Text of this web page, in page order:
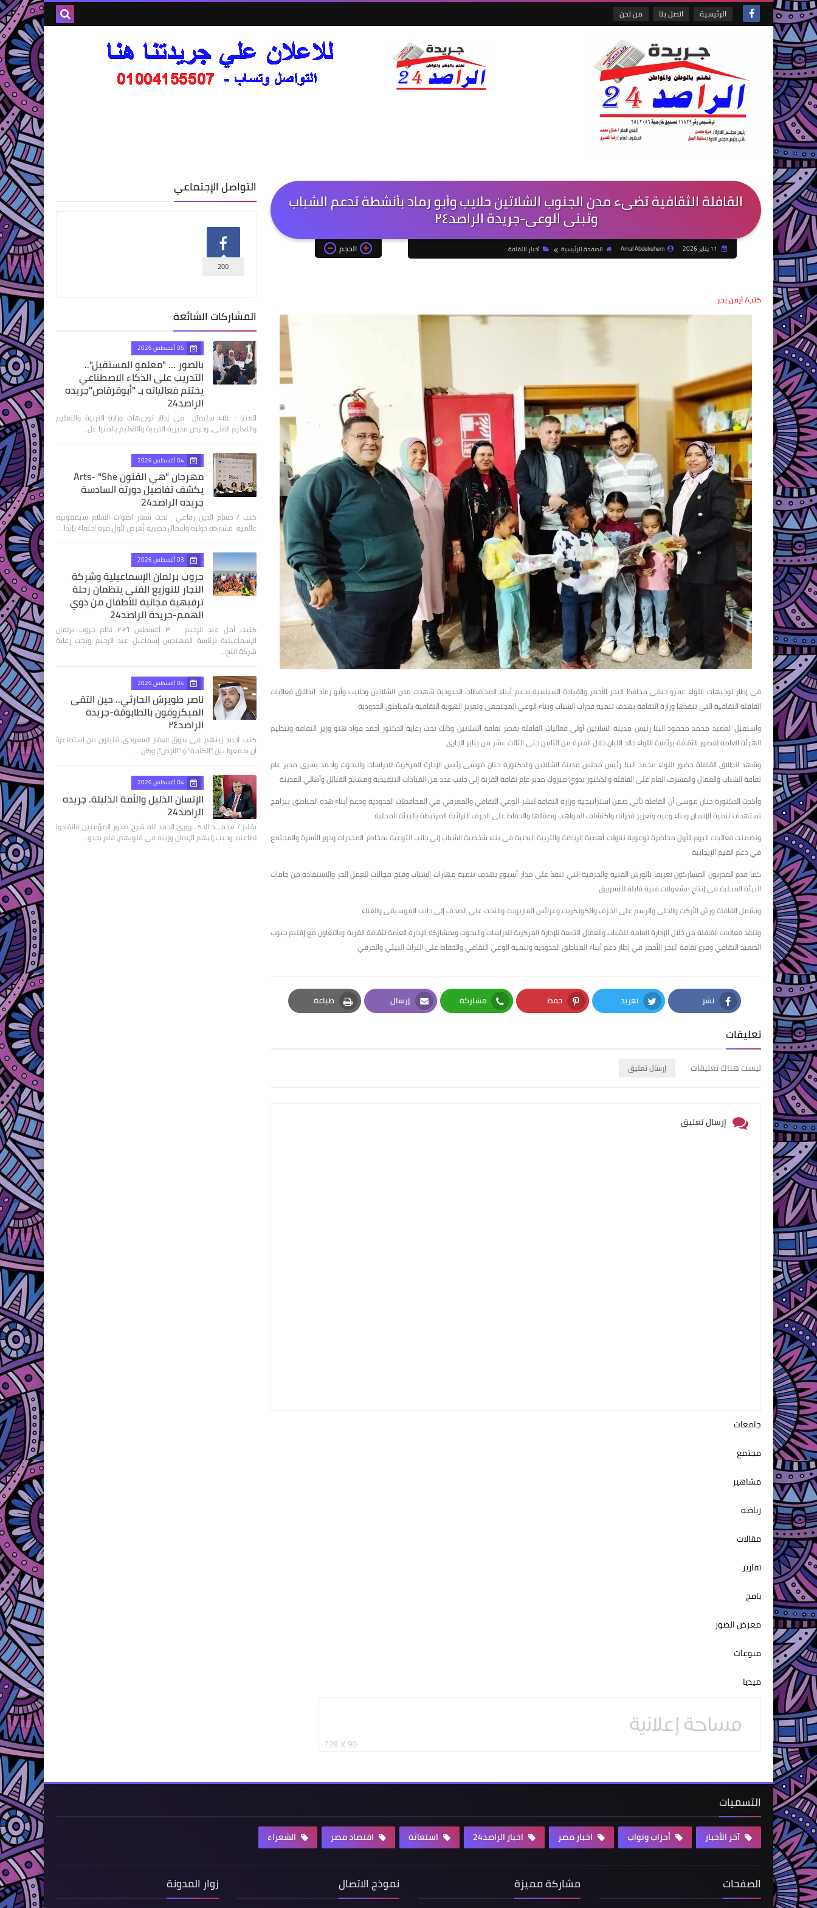
الرئيسية اتصل بنا من نحن
القافلة الثقافية تضىء مدن الجنوب الشلاتين حلايب وأبو رماد بأنشطة تدعم الشباب
وتبنى الوعى-جريدة الراصد٢٤
Amal Abdelrehem الصفحة الرئيسية أخبار الثقافة الحجم
كتب/ أيمن بحر
فى إطار توجيهات اللواء عمرو حنفي محافظ البحر الأحمر والقيادة السياسية بدعم أبناء المحافظات الحدودية شهدت مدن الشلاتين وحلايب وأبو رماد انطلاق فعاليات
القافلة الثقافية التى تنفذها وزارة الثقافة بهدف تنمية قدرات الشباب وبناء الوعي المجتمعى وتعزيز الهوية الثقافية بالمناطق الحدودية
واستقبل العميد محمد محمود البنا رئيس مدينة الشلاتين أولى فعاليات القافلة بقصر ثقافة الشلاتين وذلك تحت رعاية الدكتور أحمد فؤاد هنو وزير الثقافة وتنظيم
الهيئة العامة لقصور الثقافة برئاسة اللواء خالد اللبان خلال الفترة من الثامن حتى الثالث عشر من يناير الجاري
وشهد انطلاق القافلة حضور اللواء محمد البنا رئيس مجلس مدينة الشلاتين والدكتورة حنان موسى رئيس الإدارة المركزية للدراسات والبحوث وأحمد يسري مدير عام
ثقافة الشباب والعمال والمشرف العام على القافلة والدكتور بدوي مبروك مدير عام ثقافة القرية إلى جانب عدد من القيادات التنفيذية ومشايخ القبائل وأهالي المدينة
وأكدت الدكتورة حنان موسى أن القافلة تأتي ضمن استراتيجية وزارة الثقافة لنشر الوعي الثقافي والمعرفي في المحافظات الحدودية ودعم أبناء هذه المناطق ببرامج
تستهدف تنمية الإنسان وبناء وعيه وتعزيز قدراته واكتشاف المواهب وصقلها والحفاظ على الحرف التراثية المرتبطة بالبيئة المحلية
وتضمنت فعاليات اليوم الأول محاضرة توعوية تناولت أهمية الرياضة والتربية البدنية في بناء شخصية الشباب إلى جانب التوعية بمخاطر المخدرات ودور الأسرة والمجتمع
في دعم القيم الإيجابية
كما قدم المدربون المشاركون تعريفا بالورش الفنية والحرفية التي تنفذ على مدار أسبوع بهدف تنمية مهارات الشباب وفتح مجالات للعمل الحر والاستفادة من خامات
البيئة المحلية في إنتاج مشغولات فنية قابلة للتسويق
وتشمل القافلة ورش الأركت والحلي والرسم على الخزف والكونكريت وعرائس الماريونت والنحت على الصدف إلى جانب الموسيقى والغناء
وتنفذ فعاليات القافلة من خلال الإدارة العامة للشباب والعمال التابعة للإدارة المركزية للدراسات والبحوث وبمشاركة الإدارة العامة لثقافة القرية وبالتعاون مع إقليم جنوب
الصعيد الثقافي وفرع ثقافة البحر الأحمر في إطار دعم أبناء المناطق الحدودية وتنمية الوعي الثقافي والحفاظ على التراث البيئي والحرفي
نشر
Facebook
تغريد
Twitter
حفظ
Pinterest
مشاركة
Whatsapp
إرسال
Email
طباعة
Print
تعليقات
ليست هناك تعليقات إرسال تعليق
إرسال تعليق
جامعات
مجتمع
مشاهير
رياضة
مقالات
تقارير
بامج
معرض الصور
منوعات
ميديا
التواصل الإجتماعي
200
المشاركات الشائعة
05 أغسطس 2026
بالصور ... "معلمو المستقبل"..
التدريب على الذكاء الاصطناعي
يختتم فعالياته بـ "أبوقرقاص"جريده
الراصد24
المنيا : علاء سليمان في إطار توجيهات وزارة التربية والتعليم
والتعليم الفني، وحرص مديرية التربية والتعليم بالمنيا عل…
04 أغسطس 2026
مهرجان "هي الفنون Arts- "She
يكشف تفاصيل دورته السادسة
جريده الراصد24
كتب / حسام الدين رفاعي تحت شعار اصوات السلام سيمفونيه
عالميه مشاركة دولية وأعمال حصرية تُعرض لأول مرة احتفاءً بإبدا…
03 أغسطس 2026
جروب برلمان الإسماعيلية وشركة
النجار للتوزيع الفنى ينظمان رحلة
ترفيهية مجانية للأطفال من ذوي
الهمم-جريدة الراصد24
كتبت أمل عبد الرحيم ٣ أغسطس ٢٠٢٦ نظم جروب برلمان
الإسماعيلية برئاسة المهندس إسماعيل عبد الرحيم وتحت رعاية
شركة النج…
04 أغسطس 2026
ناصر طويرش الحارثي.. حين التقى
الميكروفون بالطابوقة-جريدة
الراصد٢٤
كتب: أحمد زينهم في سوق العقار السعودي، قليلون من استطاعوا
أن يجمعوا بين "الكلمة" و "الأرض"، وكان…
04 أغسطس 2026
الإنسان الذليل والأمة الذليلة. جريده
الراصد24
بقلم / محمـــد الدكـــروري الحمد لله شرح صدور المؤمنين فانقادوا
لطاعته، وحبب إليهم الإيمان وزينه في قلوبهم، فلم يجدو…
التسميات
آخر الأخبار أحزاب ونواب اخبار مصر اخبار الراصد24 استغاثة اقتصاد مصر الشعراء
الصفحات مشاركة مميزة نموذج الاتصال زوار المدونة